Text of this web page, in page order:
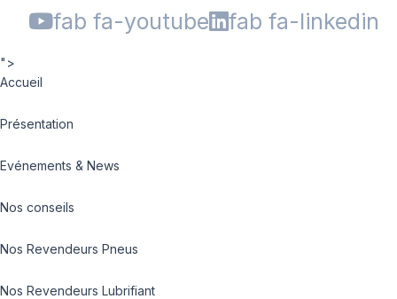
fab fa-youtube
fab fa-linkedin
">
Accueil
Présentation
Evénements & News
Nos conseils
Nos Revendeurs Pneus
Nos Revendeurs Lubrifiant